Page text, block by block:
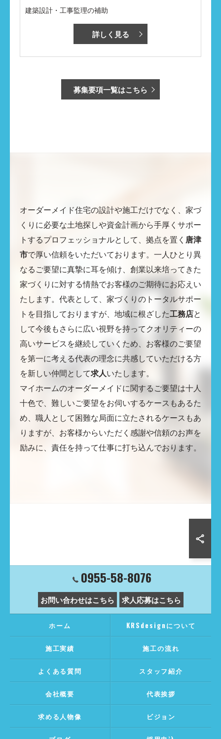
建築設計・工事監理の補助
詳しく見る
募集要項一覧はこちら
オーダーメイド住宅の設計や施工だけでなく、家づ
くりに必要な土地探しや資金計画から手厚くサポー
トするプロフェッショナルとして、拠点を置く 唐津
市で厚い信頼をいただいております。一人ひとり異
なるご要望に真摯に耳を傾け、創業以来培ってきた
家づくりに対する情熱でお客様のご期待にお応えい
たします。代表として、家づくりのトータルサポー
トを目指しておりますが、地域に根ざした工務店と
して今後もさらに広い視野を持ってクオリティーの
高いサービスを継続していくため、お客様のご要望
を第一に考える代表の理念に共感していただける方
を新しい仲間として求人いたします。
マイホームのオーダーメイドに関するご要望は十人
十色で、難しいご要望をお伺いするケースもあるた
め、職人として困難な局面に立たされるケースもあ
りますが、お客様からいただく感謝や信頼のお声を
励みに、責任を持って仕事に打ち込んでおります。
0955-58-8076
お問い合わせはこちら 求人応募はこちら
ホーム KRSdesignについて
施工実績 施工の流れ
よくある質問 スタッフ紹介
会社概要 代表挨拶
求める人物像 ビジョン